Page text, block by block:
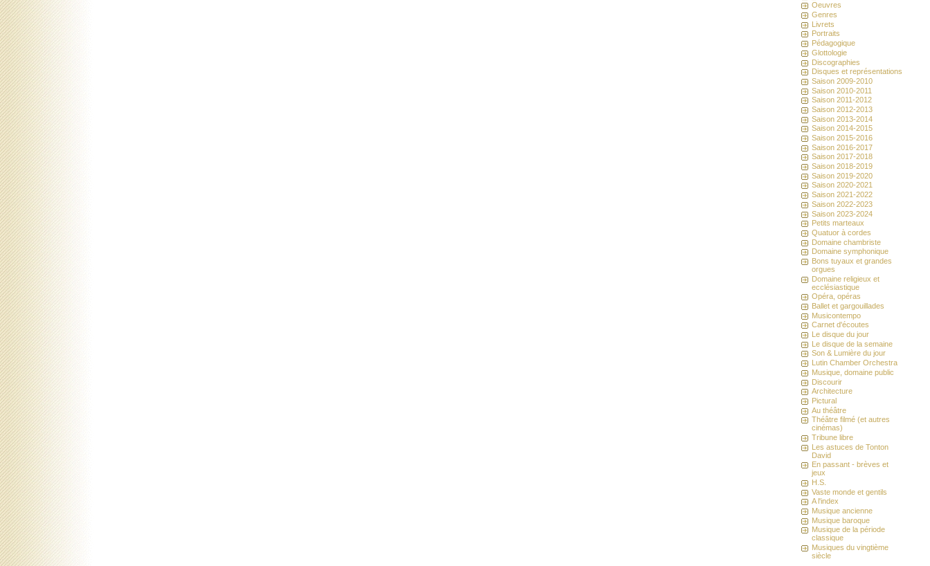
Oeuvres
Genres
Livrets
Portraits
Pédagogique
Glottologie
Discographies
Disques et représentations
Saison 2009-2010
Saison 2010-2011
Saison 2011-2012
Saison 2012-2013
Saison 2013-2014
Saison 2014-2015
Saison 2015-2016
Saison 2016-2017
Saison 2017-2018
Saison 2018-2019
Saison 2019-2020
Saison 2020-2021
Saison 2021-2022
Saison 2022-2023
Saison 2023-2024
Petits marteaux
Quatuor à cordes
Domaine chambriste
Domaine symphonique
Bons tuyaux et grandes
orgues
Domaine religieux et
ecclésiastique
Opéra, opéras
Ballet et gargouillades
Musicontempo
Carnet d'écoutes
Le disque du jour
Le disque de la semaine
Son & Lumière du jour
Lutin Chamber Orchestra
Musique, domaine public
Discourir
Architecture
Pictural
Au théâtre
Théâtre filmé (et autres
cinémas)
Tribune libre
Les astuces de Tonton
David
En passant - brèves et
jeux
H.S.
Vaste monde et gentils
A l'index
Musique ancienne
Musique baroque
Musique de la période
classique
Musiques du vingtième
siècle